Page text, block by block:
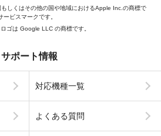
しくはその他の国や地域におけるApple Inc.の商標で
ビスマークです。
ゴは Google LLC の商標です。
サポート情報
対応機種一覧
よくある質問